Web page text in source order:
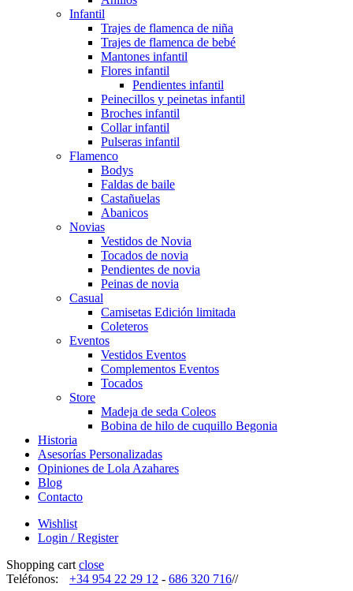
Infantil
Trajes de flamenca de niña
Trajes de flamenca de bebé
Mantones infantil
Flores infantil
Pendientes infantil
Peinecillos y peinetas infantil
Broches infantil
Collar infantil
Pulseras infantil
Flamenco
Bodys
Faldas de baile
Castañuelas
Abanicos
Novias
Vestidos de Novia
Tocados de novia
Pendientes de novia
Peinas de novia
Casual
Camisetas Edición limitada
Coleteros
Eventos
Vestidos Eventos
Complementos Eventos
Tocados
Store
Madeja de seda Coleos
Bobina de hilo de cuquillo Begonia
Historia
Asesorías Personalizadas
Opiniones de Lola Azahares
Blog
Contacto
Wishlist
Login / Register
Shopping cart close
Teléfonos:
+34 954 22 29 12 - 686 320 716//